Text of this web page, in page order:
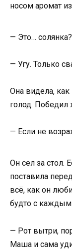
носом аромат
— Это… солянка?
— Угу. Только
Она видела, как
голод. Победил
— Если не
Он сел за стол.
поставила
всё, как он
будто с
— Рот вытри,
Маша и сама